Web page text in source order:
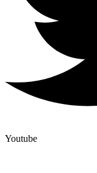
Youtube